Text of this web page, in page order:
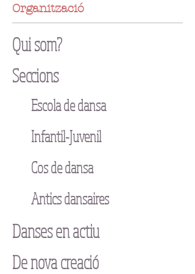
Organització
Qui som?
Seccions
Escola de dansa
Infantil-Juvenil
Cos de dansa
Antics dansaires
Danses en actiu
De nova creació